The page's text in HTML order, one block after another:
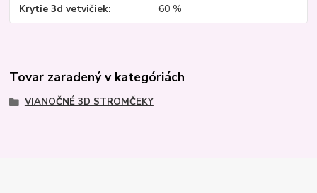
Krytie 3d vetvičiek 60 %
Tovar zaradený v kategóriách
VIANOČNÉ 3D STROMČEKY